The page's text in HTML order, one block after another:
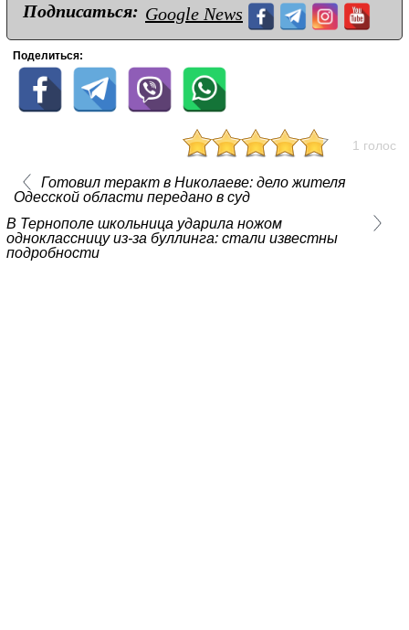
Подписаться: Google News
Поделиться:
1 голос
Готовил теракт в Николаеве: дело жителя
Одесской области передано в суд
В Тернополе школьница ударила ножом
одноклассницу из-за буллинга: стали известны
подробности